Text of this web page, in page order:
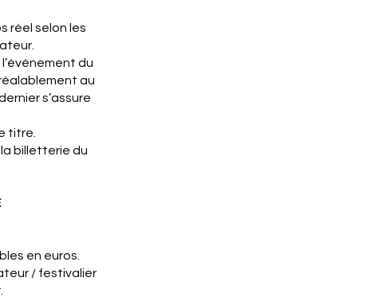
réel selon les
du
au
s’assure
titre.
billetterie du
en euros.
/ festivalier